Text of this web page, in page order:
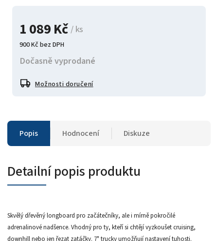
1 089 Kč/ ks
900 Kč bez DPH
Dočasně vyprodané
Možnosti doručení
Popis Hodnocení Diskuze
Detailní popis produktu
Skvělý dřevěný longboard pro začátečníky, ale i mírně pokročilé
adrenalinové nadšence. Vhodný pro ty, kteří si chtějí vyzkoušet cruising,
downhill nebo jen řezat zatáčky. 7" trucky umožňují nastavení tuhosti.